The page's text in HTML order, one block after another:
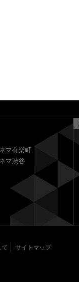
マ有楽町
マ渋谷
て サイトマップ